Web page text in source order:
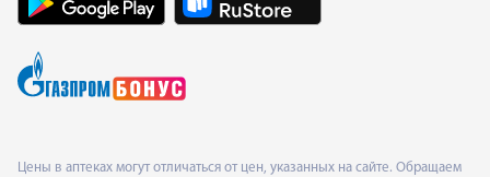
Цены в аптеках могут отличаться от цен, указанных на сайте. Обращаем